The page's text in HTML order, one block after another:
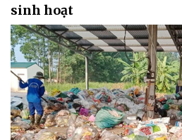
sinh hoạt